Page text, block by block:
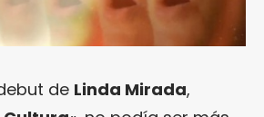
de Linda Mirada,